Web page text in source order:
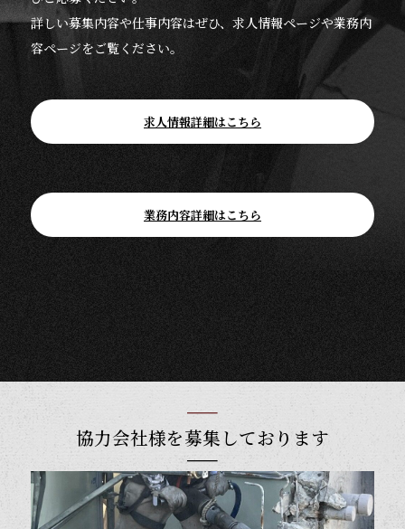
詳しい募集内容や仕事内容はぜひ、求人情報ページや業務内
容ページをご覧ください。
求人情報詳細はこちら
業務内容詳細はこちら
協力会社様を募集しております